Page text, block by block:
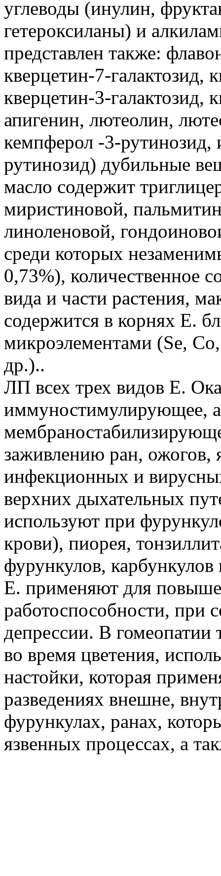
углеводы (инулин,
гетероксиланы) и
представлен также:
кверцетин-7-галактозид,
кверцетин-3-галактозид,
апигенин, лютеолин,
кемпферол -3-рутинозид,
рутинозид) дубильные
масло содержит
миристиновой,
линоленовой,
среди которых
0,73%), количественное
вида и части растения,
содержится в корнях Е.
микроэлементами (Se,
др.)..
ЛП всех трех видов Е.
иммуностимулирующее,
заживлению ран, ожогов,
инфекционных и
верхних дыхательных
используют при
крови), пиорея,
фурункулов,
Е. применяют для
работоспособности, при
депрессии. В гомеопатии
во время цветения,
настойки, которая
разведениях внешне,
фурункулах, ранах,
язвенных процессах, а